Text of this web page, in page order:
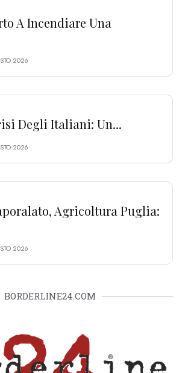
A Incendiare Una
2026
Degli Italiani: Un...
2026
Agricoltura Puglia:
2026
BORDERLINE24.COM